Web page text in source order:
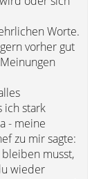
Worte.
vorher gut
ich stark
- meine
zu mir sagte:
musst,
wieder